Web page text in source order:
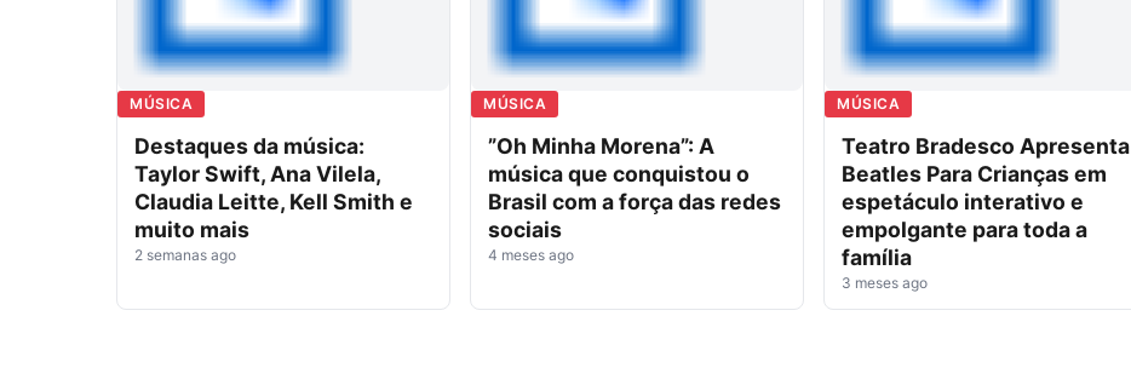
MÚSICA
Destaques da música:
Taylor Swift, Ana Vilela,
Claudia Leitte, Kell Smith e
muito mais
2 semanas ago
MÚSICA
”Oh Minha Morena”: A
música que conquistou o
Brasil com a força das redes
sociais
4 meses ago
MÚSICA
Teatro Bradesco Apresenta
Beatles Para Crianças em
espetáculo interativo e
empolgante para toda a
família
3 meses ago